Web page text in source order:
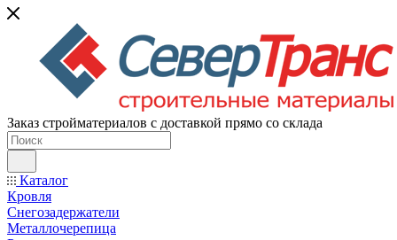
Заказ стройматериалов с доставкой прямо со склада
Каталог
Кровля
Снегозадержатели
Металлочерепица